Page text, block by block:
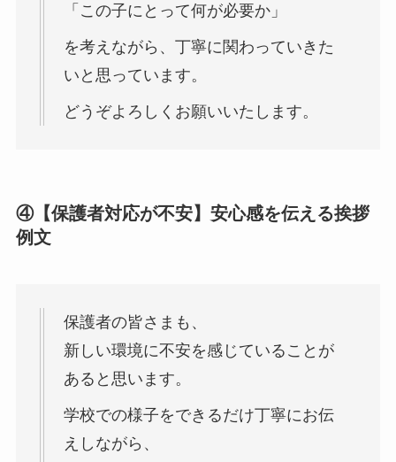
「この子にとって何が必要か」
を考えながら、丁寧に関わっていきた
いと思っています。
どうぞよろしくお願いいたします。
④【保護者対応が不安】安心感を伝える挨拶
例文
保護者の皆さまも、
新しい環境に不安を感じていることが
あると思います。
学校での様子をできるだけ丁寧にお伝
えしながら、